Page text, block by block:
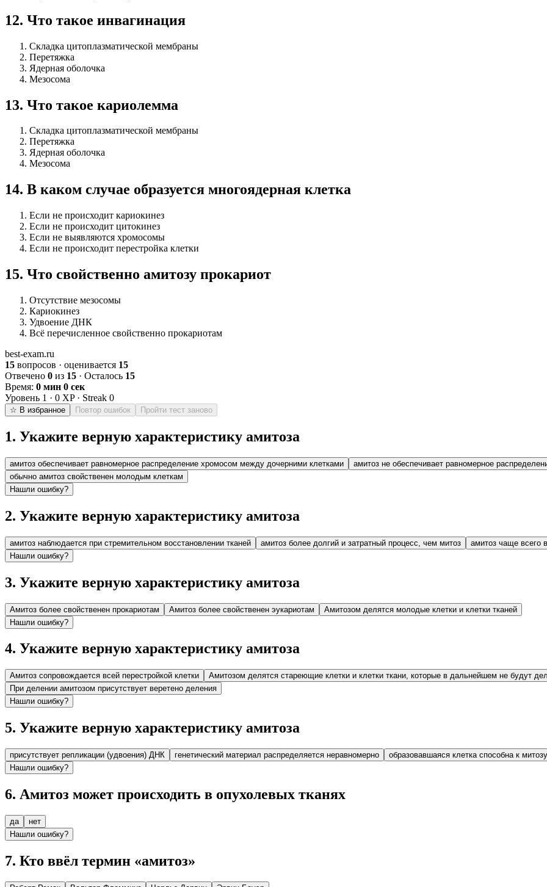
12. Что такое инвагинация
Складка цитоплазматической мембраны
Перетяжка
Ядерная оболочка
Мезосома
13. Что такое кариолемма
Складка цитоплазматической мембраны
Перетяжка
Ядерная оболочка
Мезосома
14. В каком случае образуется многоядерная клетка
Если не происходит кариокинез
Если не происходит цитокинез
Если не выявляются хромосомы
Если не происходит перестройка клетки
15. Что свойственно амитозу прокариот
Отсутствие мезосомы
Кариокинез
Удвоение ДНК
Всё перечисленное свойственно прокариотам
best-exam.ru
15 вопросов · оценивается 15
Отвечено 0 из 15 · Осталось 15
Время: 0 мин 0 сек
Уровень 1 · 0 XP · Streak 0
☆ В избранное Повтор ошибок Пройти тест заново
1. Укажите верную характеристику амитоза
амитоз обеспечивает равномерное распределение хромосом между дочерними клетками
амитоз не обеспечивает равномерное
обычно амитоз свойственен молодым клеткам
Нашли ошибку?
2. Укажите верную характеристику амитоза
амитоз наблюдается при стремительном восстановлении тканей амитоз более долгий и затратный процесс, чем митоз
амитоз чаще всего
Нашли ошибку?
3. Укажите верную характеристику амитоза
Амитоз более свойственен прокариотам Амитоз более свойственен эукариотам
Амитозом делятся молодые клетки и клетки тканей
Нашли ошибку?
4. Укажите верную характеристику амитоза
Амитоз сопровождается всей перестройкой клетки
Амитозом делятся стареющие клетки и клетки ткани, которые в дальнейшем не будут
При делении амитозом присутствует веретено деления
Нашли ошибку?
5. Укажите верную характеристику амитоза
присутствует репликации (удвоения) ДНК генетический материал распределяется неравномерно
образовавшаяся клетка способна к митозу
Нашли ошибку?
6. Амитоз может происходить в опухолевых тканях
да
нет
Нашли ошибку?
7. Кто ввёл термин «амитоз»